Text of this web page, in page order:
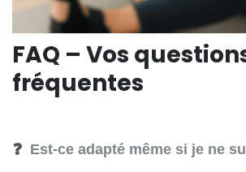
FAQ – Vos
fréquentes
❓ Est-ce adapté même si je ne